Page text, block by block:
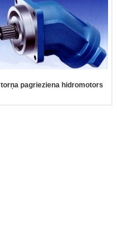
torņa pagrieziena hidromotors